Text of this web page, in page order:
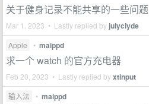
关于健身记录不能共享的一些问题
Mar 1, 2023 • Lastly replied by julyclyde
Apple • maippd
求一个 watch 的官方充电器
Feb 20, 2023 • Lastly replied byxtinput
输入法 • maippd